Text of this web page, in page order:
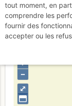
Dimanche 28
⤢
+
–
tout moment, en
comprendre les
fournir des
accepter ou les